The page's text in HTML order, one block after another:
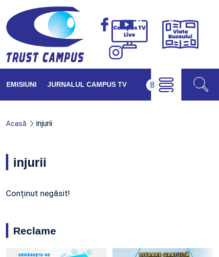
Campus
Viața
EMISIUNI JURNALUL CAMPUS TV
Acasă injurii
injurii
Conținut negăsit!
Reclame